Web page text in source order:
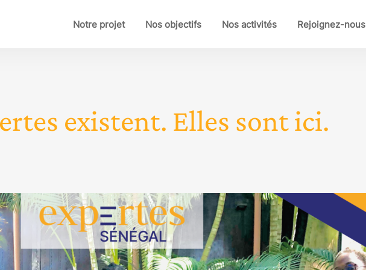
Notre projet Nos objectifs Nos activités Rejoignez-nous
existent. Elles sont ici.